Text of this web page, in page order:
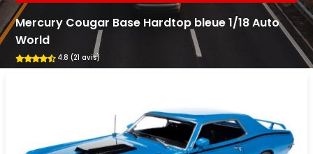
Mercury Cougar Base Hardtop bleue 1/18 Auto
World
4.8 (21 avis)